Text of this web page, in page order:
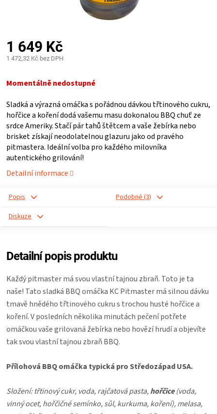
A
OMÁČKY
NÁDOBÍ
LODGE
VAKUOVAČKY
MASA
VENKOVNÍ
KUCHYNĚ
O
GRILOVÁNÍ
1 649 Kč
1 472,32 Kč bez DPH
cena:
Momentálně nedostupné
Sladká a výrazná omáčka s pořádnou dávkou třtinového cukru,
hořčice a koření dodá vašemu masu dokonalou BBQ chuť ze
srdce Ameriky. Stačí pár tahů štětcem a vaše žebírka nebo
brisket získají neodolatelnou glazuru jako od pravého
pitmastera. Ideální volba pro každého milovníka
autentického grilování!
Detailní informace
Popis
Podobné (3)
Diskuze
Detailní popis produktu
Každý pitmaster má svou vlastní tajnou zbraň. Toto je ta
naše! Tato sladká BBQ omáčka KC Pitmaster má silnou dávku
tmavě hnědého třtinového cukru s trochou husté hořčice a
koření. V posledních několika minutách pečení potřete
omáčkou vaše grilovaná žebírka nebo hovězí hrudí a objevíte
tak svou vlastní tajnou zbraň BBQ.
Přílohová BBQ omáčka typická pro Středozápad USA.
Složení: třtinový cukr, voda, rajčatová pasta,hořčice(voda,
vinný ocet, hořčičné semínko, sůl, kurkuma, koření), melasa,